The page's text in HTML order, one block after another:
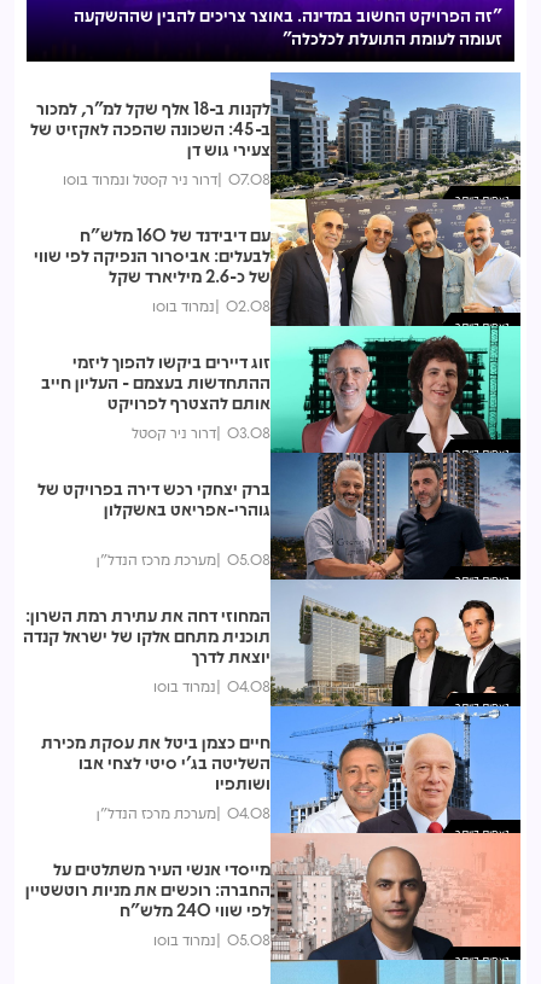
"זה הפרויקט החשוב במדינה. באוצר צריכים להבין שההשקעה
זעומה לעומת התועלת לכלכלה"
נצפות ביותר
לקנות ב-18 אלף שקל למ"ר, למכור
ב-45: השכונה שהפכה לאקזיט של
צעירי גוש דן
07.08 דרור ניר קסטל ונמרוד בוסו
נצפות ביותר
עם דיבידנד של 160 מלש"ח
לבעלים: אביסרור הנפיקה לפי שווי
של כ-2.6 מיליארד שקל
02.08 נמרוד בוסו
נצפות ביותר
זוג דיירים ביקשו להפוך ליזמי
ההתחדשות בעצמם - העליון חייב
אותם להצטרף לפרויקט
03.08 דרור ניר קסטל
נצפות ביותר
ברק יצחקי רכש דירה בפרויקט של
גוהרי-אפריאט באשקלון
05.08 מערכת מרכז הנדל"ן
נצפות ביותר
המחוזי דחה את עתירת רמת השרון:
תוכנית מתחם אלקו של ישראל קנדה
יוצאת לדרך
04.08 נמרוד בוסו
נצפות ביותר
חיים כצמן ביטל את עסקת מכירת
השליטה בג'י סיטי לצחי אבו
ושותפיו
04.08 מערכת מרכז הנדל"ן
נצפות ביותר
מייסדי אנשי העיר משתלטים על
החברה: רוכשים את מניות רוטשטיין
לפי שווי 240 מלש"ח
05.08 נמרוד בוסו